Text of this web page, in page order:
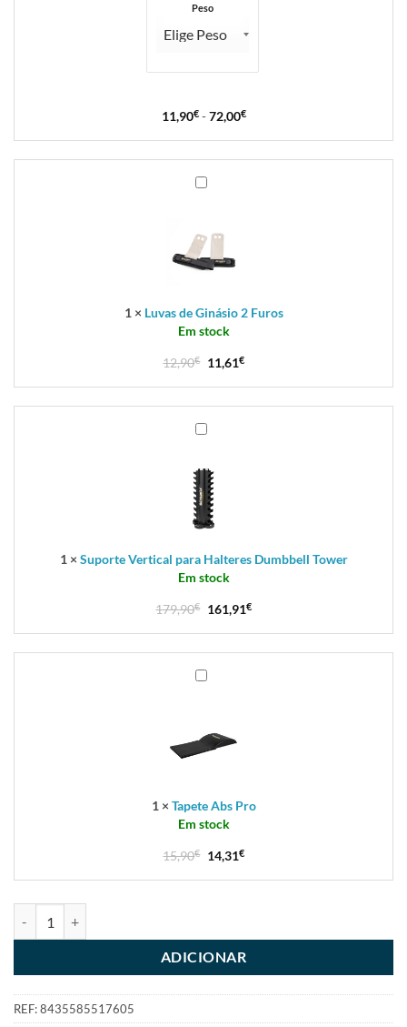
Peso
11,90€ - 72,00€
1 × Luvas de Ginásio 2 Furos
Em stock
12,90€ 11,61€
1 × Suporte Vertical para Halteres Dumbbell Tower
Em stock
179,90€ 161,91€
1 × Tapete Abs Pro
Em stock
15,90€ 14,31€
ADICIONAR
REF:8435585517605